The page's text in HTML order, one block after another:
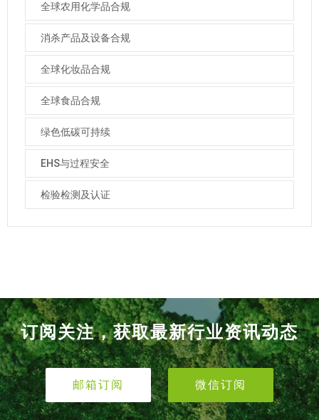
全球农用化学品合规
消杀产品及设备合规
全球化妆品合规
全球食品合规
绿色低碳可持续
EHS与过程安全
检验检测及认证
订阅关注，获取最新行业资讯动态
邮箱订阅 微信订阅